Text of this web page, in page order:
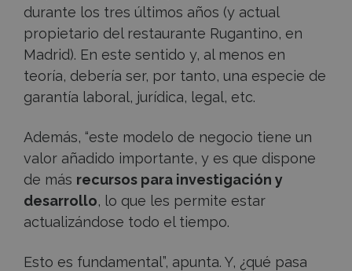
durante los tres últimos años (y actual
propietario del restaurante Rugantino, en
Madrid). En este sentido y, al menos en
teoría, debería ser, por tanto, una especie de
garantía laboral, jurídica, legal, etc.
Además, “este modelo de negocio tiene un
valor añadido importante, y es que dispone
de más recursos para investigación y
desarrollo, lo que les permite estar
actualizándose todo el tiempo.
Esto es fundamental”, apunta. Y, ¿qué pasa